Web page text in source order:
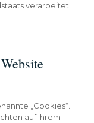
verarbeitet
„Cookies“.
auf Ihrem